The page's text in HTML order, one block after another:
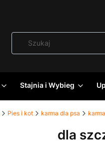
Stajnia i Wybieg
Pies i kot karma dla psa
dla